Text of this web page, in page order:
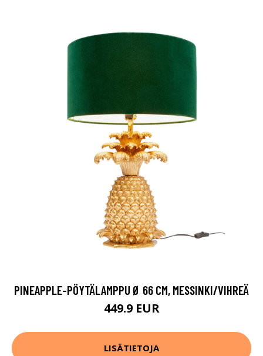
PINEAPPLE-PÖYTÄLAMPPU Ø 66 CM, MESSINKI/VIHREÄ
449.9 EUR
LISÄTIETOJA